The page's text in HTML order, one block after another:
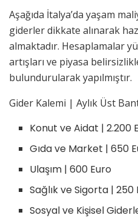
Aşağıda İtalya’da yaşam
giderler dikkate alınarak
almaktadır. Hesaplamalar
artışları ve piyasa
bulundurularak yapılmıştır.
Gider Kalemi | Aylık Üst
Konut ve Aidat | 2.200
Gıda ve Market | 650
Ulaşım | 600 Euro
Sağlık ve Sigorta | 250
Sosyal ve Kişisel